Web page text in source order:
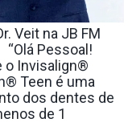
Veit na JB FM
Pessoal!
o Invisalign®
Teen é uma
dos dentes de
de 1